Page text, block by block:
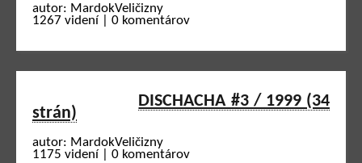
autor: MardokVeličizny
1267 videní | 0 komentárov
DISCHACHA #3 / 1999 (34
strán)
autor: MardokVeličizny
1175 videní | 0 komentárov